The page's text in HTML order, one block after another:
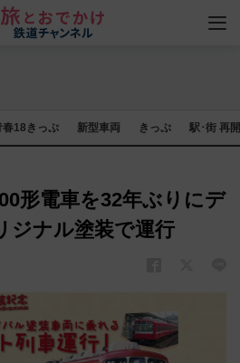
春18きっぷ 新型車両 きっぷ 駅･街 再
形電車を32年ぶりにデ
ジナル塗装で運行